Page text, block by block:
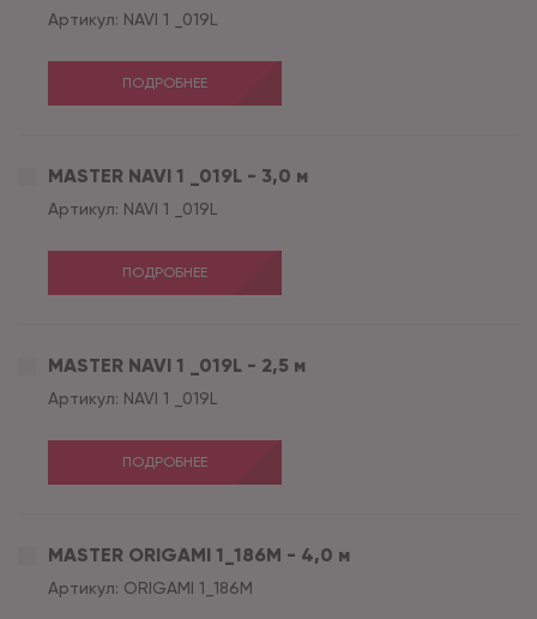
Артикул: NAVI 1 _019L
ПОДРОБНЕЕ
MASTER NAVI 1 _019L - 3,0 м
Артикул: NAVI 1 _019L
ПОДРОБНЕЕ
MASTER NAVI 1 _019L - 2,5 м
Артикул: NAVI 1 _019L
ПОДРОБНЕЕ
MASTER ORIGAMI 1_186M - 4,0 м
Артикул: ORIGAMI 1_186M